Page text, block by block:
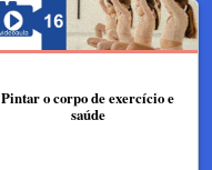
Pintar o corpo de exercício e
saúde